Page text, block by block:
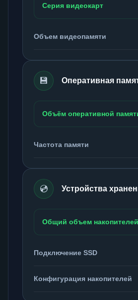
Серия видеокарт
Объем видеопамяти
💾 Оперативная
Объём оперативной
Частота памяти
💿 Устройства
Общий объем накопителей
Подключение SSD
Конфигурация накопителей